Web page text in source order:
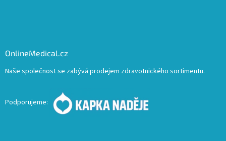
OnlineMedical.cz
Naše společnost se zabývá prodejem zdravotnického sortimentu.
Podporujeme: